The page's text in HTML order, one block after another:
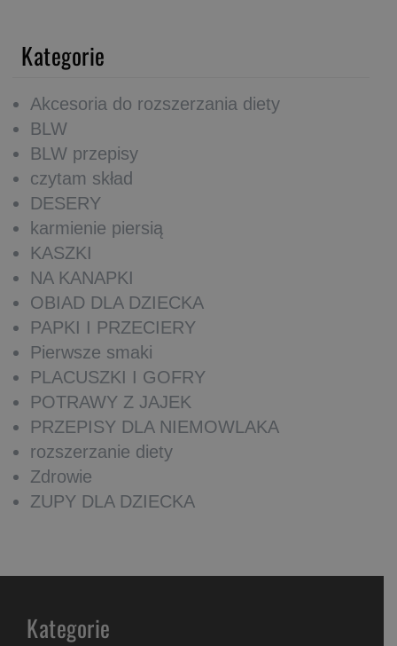
Kategorie
Akcesoria do rozszerzania diety
BLW
BLW przepisy
czytam skład
DESERY
karmienie piersią
KASZKI
NA KANAPKI
OBIAD DLA DZIECKA
PAPKI I PRZECIERY
Pierwsze smaki
PLACUSZKI I GOFRY
POTRAWY Z JAJEK
PRZEPISY DLA NIEMOWLAKA
rozszerzanie diety
Zdrowie
ZUPY DLA DZIECKA
Kategorie